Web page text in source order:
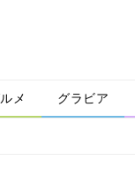
メ グラビア